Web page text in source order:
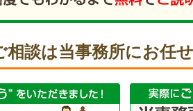
相談は当事務所にお任